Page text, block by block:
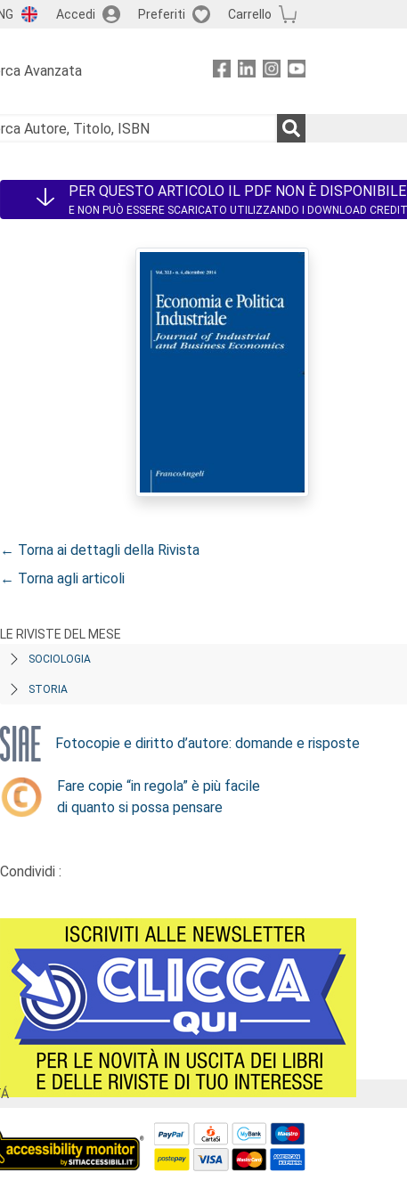
Accedi Preferiti Carrello
Avanzata
PER QUESTO ARTICOLO IL PDF NON È DISPONIBILE
E NON PUÒ ESSERE SCARICATO UTILIZZANDO I DOWNLOAD CREDIT
← Torna ai dettagli della Rivista
← Torna agli articoli
LE RIVISTE DEL MESE
SOCIOLOGIA
STORIA
Fotocopie e diritto d’autore: domande e risposte
Fare copie “in regola” è più facile
di quanto si possa pensare
Condividi :